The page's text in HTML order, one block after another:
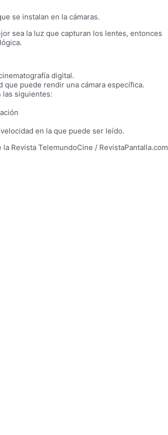
se instalan en la cámaras.
sea la luz que capturan los lentes, entonces
digital.
que puede rendir una cámara específica.
las siguientes:
en la que puede ser leído.
la Revista TelemundoCine / RevistaPantalla.com